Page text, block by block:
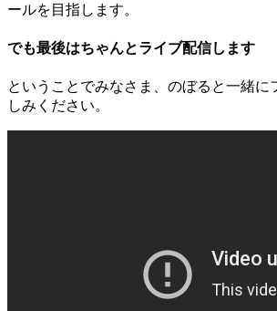
ールを目指します。
でも最後はちゃんとライブ配信します
ということでみなさま、のぼると一緒に
しみください。